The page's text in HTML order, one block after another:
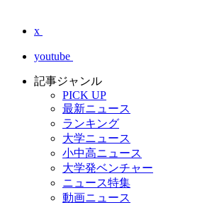
x
youtube
記事ジャンル
PICK UP
最新ニュース
ランキング
大学ニュース
小中高ニュース
大学発ベンチャー
ニュース特集
動画ニュース